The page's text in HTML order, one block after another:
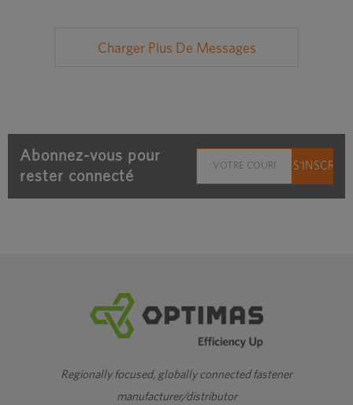
Charger Plus De Messages
Abonnez-vous pour
rester connecté
Regionally focused, globally connected fastener
manufacturer/distributor